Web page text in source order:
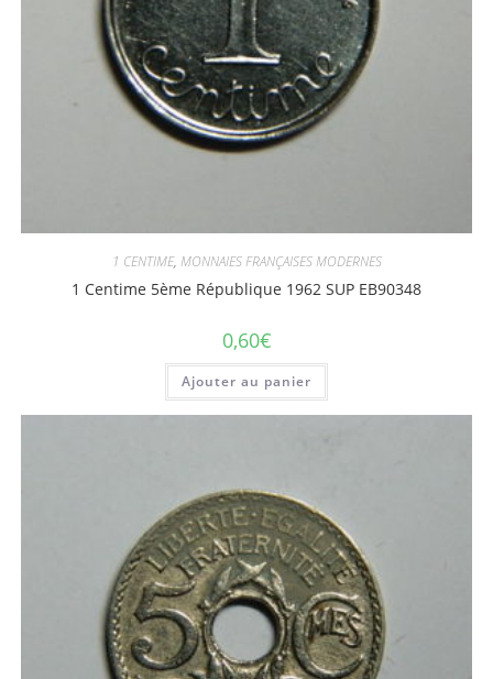
1 CENTIME, MONNAIES FRANÇAISES MODERNES
1 Centime 5ème République 1962 SUP EB90348
0,60€
Ajouter au panier